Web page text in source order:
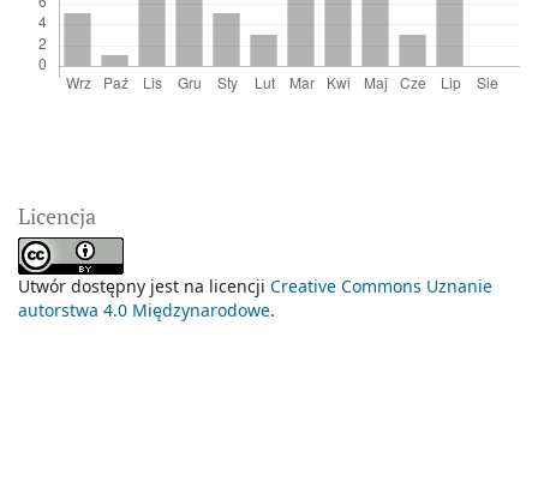
Licencja
Utwór dostępny jest na licencji Creative Commons Uznanie
autorstwa 4.0 Międzynarodowe.